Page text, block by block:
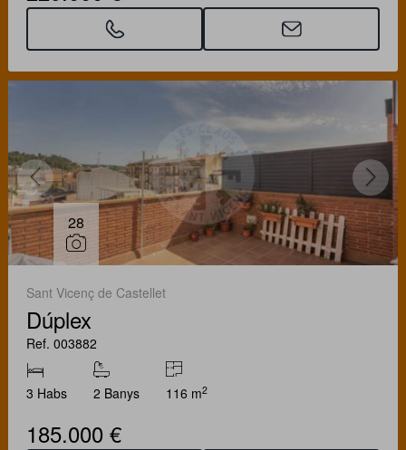
28
Sant Vicenç de Castellet
Dúplex
Ref. 003882
3 Habs 2 Banys 116 m2
185.000 €